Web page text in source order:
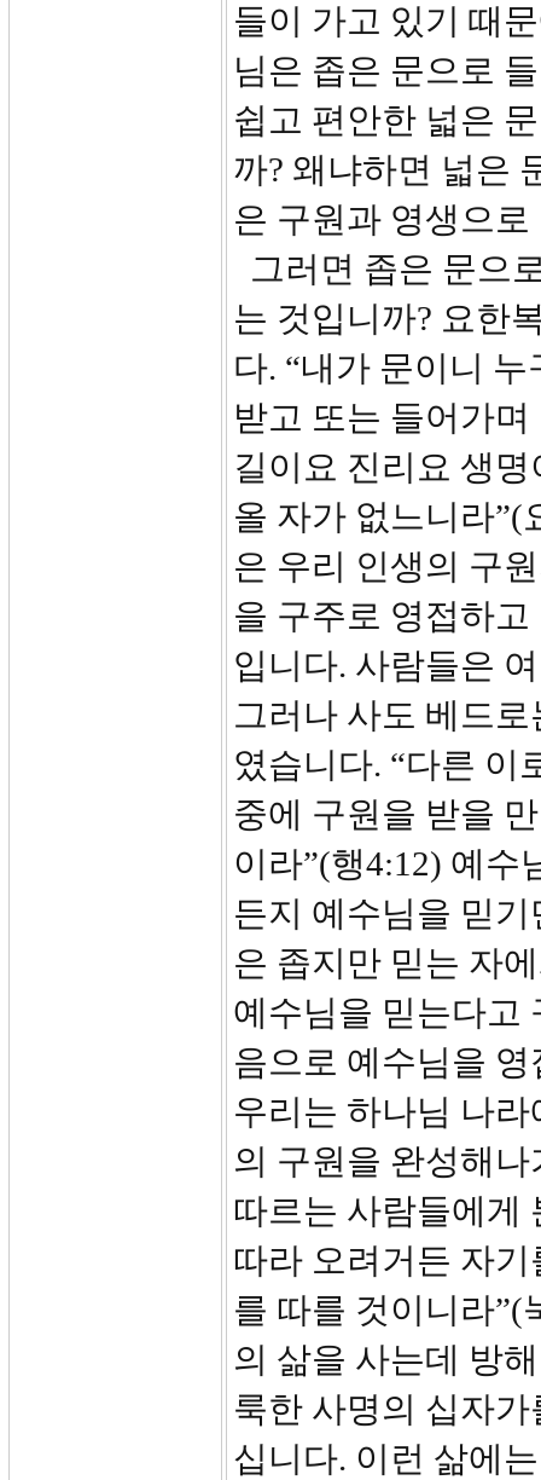
들이 가고 있기 때
님은 좁은 문으로
쉽고 편안한 넓은
까? 왜냐하면 넓은
은 구원과 영생으
그러면 좁은 문으
는 것입니까? 요한
다. “내가 문이니
받고 또는 들어가
길이요 진리요 생
올 자가 없느니라”(
은 우리 인생의 구
을 구주로 영접하
입니다. 사람들은
그러나 사도 베드
였습니다. “다른 이
중에 구원을 받을
이라”(행4:12) 예수
든지 예수님을 믿
은 좁지만 믿는 자
예수님을 믿는다고
음으로 예수님을
우리는 하나님 나
의 구원을 완성해
따르는 사람들에게
따라 오려거든 자
를 따를 것이니라”(
의 삶을 사는데 방
룩한 사명의 십자
십니다. 이런 삶에